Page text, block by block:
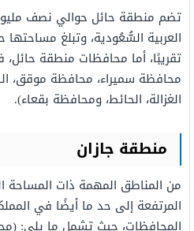
تضم منطقة حائل حوالي نصف
تقريبًا، أما محافظات منطقة
محافظة سميراء، محافظة موقق،
الغزالة، الحائط، ومحافظة بقعاء).
منطقة جازان
من المناطق المهمة ذات المساحة
المرتفعة إلى حد ما أيضًا في
المحافظات، حيث تشمل ما يلي: